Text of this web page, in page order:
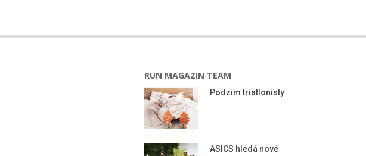
RUN MAGAZIN TEAM
Podzim triatlonisty
ASICS hledá nové